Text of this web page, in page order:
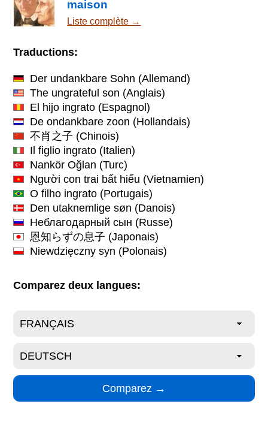
maison
Liste complète →
Traductions:
Der undankbare Sohn (Allemand)
The ungrateful son (Anglais)
El hijo ingrato (Espagnol)
De ondankbare zoon (Hollandais)
不肖之子 (Chinois)
Il figlio ingrato (Italien)
Nankör Oğlan (Turc)
Người con trai bất hiếu (Vietnamien)
O filho ingrato (Portugais)
Den utaknemlige søn (Danois)
Неблагодарный сын (Russe)
恩知らずの息子 (Japonais)
Niewdzięczny syn (Polonais)
Comparez deux langues: